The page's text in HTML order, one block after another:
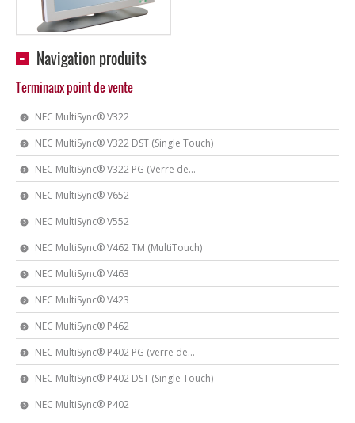
Navigation produits
Terminaux point de vente
NEC MultiSync® V322
NEC MultiSync® V322 DST (Single Touch)
NEC MultiSync® V322 PG (Verre de...
NEC MultiSync® V652
NEC MultiSync® V552
NEC MultiSync® V462 TM (MultiTouch)
NEC MultiSync® V463
NEC MultiSync® V423
NEC MultiSync® P462
NEC MultiSync® P402 PG (verre de...
NEC MultiSync® P402 DST (Single Touch)
NEC MultiSync® P402